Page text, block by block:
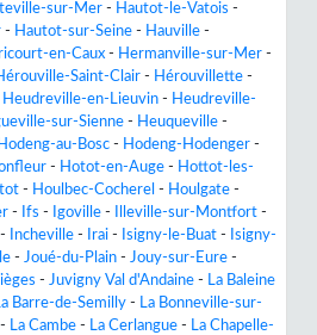
sur-Mer - Hautot-le-Vatois -
- Hautot-sur-Seine - Hauville -
en-Caux - Hermanville-sur-Mer -
Saint-Clair - Hérouvillette -
Heudreville-en-Lieuvin - Heudreville-
sur-Sienne - Heuqueville -
Hodeng-au-Bosc - Hodeng-Hodenger -
- Hotot-en-Auge - Hottot-les-
- Houlbec-Cocherel - Houlgate -
- Ifs - Igoville - Illeville-sur-Montfort -
- Incheville - Irai - Isigny-le-Buat -
Isigny-
- Joué-du-Plain - Jouy-sur-Eure -
- Juvigny Val d'Andaine - La Baleine
Barre-de-Semilly - La Bonneville-sur-
- La Cambe - La Cerlangue - La Chapelle-